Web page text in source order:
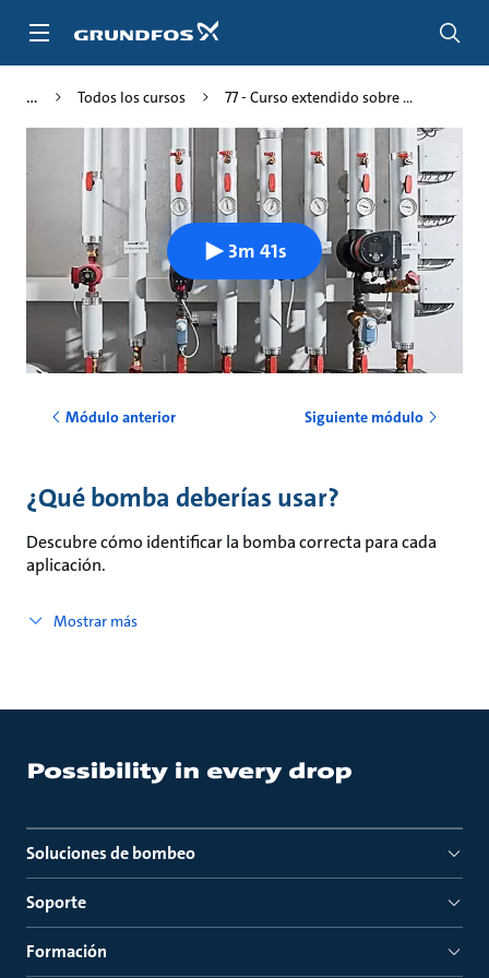
Todos los cursos 77 - Curso extendido sobre ...
3m 41s
Módulo anterior Siguiente módulo
¿Qué bomba deberías usar?
Descubre cómo identificar la bomba correcta para cada
aplicación.
Mostrar más
Soluciones de bombeo
Soporte
Formación